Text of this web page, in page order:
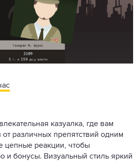
казуалка, где вам
от различных препятствий одним
цепные реакции, чтобы
и бонусы. Визуальный стиль яркий